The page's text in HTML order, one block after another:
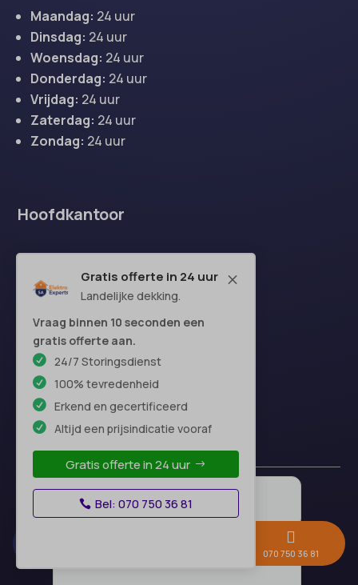
M
Gratis offerte in 24 uur
Landelijke dekking.
Vraag binnen 10 seconden een
gratis offerte aan.
24/7 Storingsdienst
100% tevredenheid
Erkend en gecertificeerd
Altijd een prijsindicatie vooraf
Gratis offerte in 24 uur
Bel: 070 750 36 81
Maandag: 24 uur
Dinsdag: 24 uur
Woensdag: 24 uur
Donderdag: 24 uur
Vrijdag: 24 uur
Zaterdag: 24 uur
Zondag: 24 uur
Hoofdkantoor

070 750 36 81